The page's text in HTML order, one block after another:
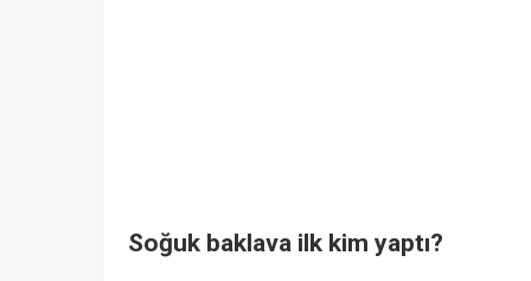
Soğuk baklava ilk kim yaptı?